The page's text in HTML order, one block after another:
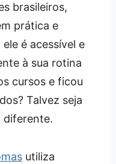
brasileiros,
prática e
é acessível e
à sua rotina
cursos e ficou
Talvez seja
diferente.
utiliza